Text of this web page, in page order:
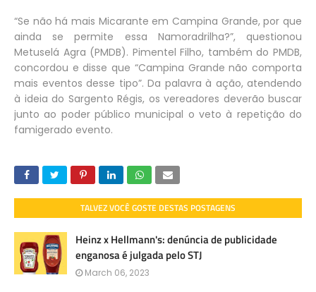
“Se não há mais Micarante em Campina Grande, por que
ainda se permite essa Namoradrilha?”, questionou
Metuselá Agra (PMDB). Pimentel Filho, também do PMDB,
concordou e disse que “Campina Grande não comporta
mais eventos desse tipo”. Da palavra à ação, atendendo
à ideia do Sargento Régis, os vereadores deverão buscar
junto ao poder público municipal o veto à repetição do
famigerado evento.
TALVEZ VOCÊ GOSTE DESTAS POSTAGENS
Heinz x Hellmann's: denúncia de publicidade
enganosa é julgada pelo STJ
March 06, 2023